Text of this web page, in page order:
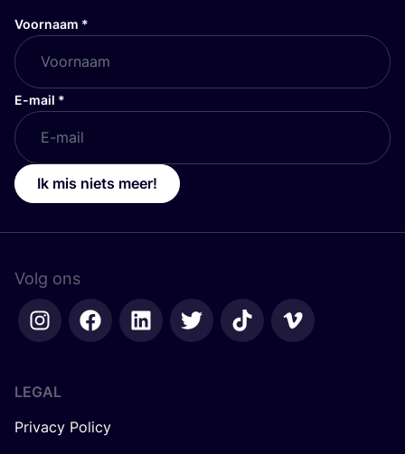
Voornaam *
E-mail *
Ik mis niets meer!
Volg ons
LEGAL
Privacy Policy